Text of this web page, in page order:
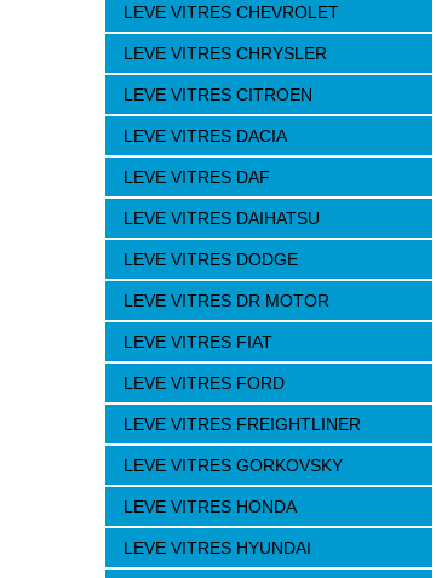
LEVE VITRES CHEVROLET
LEVE VITRES CHRYSLER
LEVE VITRES CITROEN
LEVE VITRES DACIA
LEVE VITRES DAF
LEVE VITRES DAIHATSU
LEVE VITRES DODGE
LEVE VITRES DR MOTOR
LEVE VITRES FIAT
LEVE VITRES FORD
LEVE VITRES FREIGHTLINER
LEVE VITRES GORKOVSKY
LEVE VITRES HONDA
LEVE VITRES HYUNDAI